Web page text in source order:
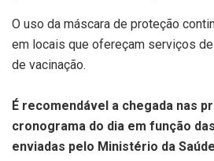
O uso da máscara de proteção
em locais que ofereçam serviços
de vacinação.
É recomendável a chegada nas
cronograma do dia em função
enviadas pelo Ministério da